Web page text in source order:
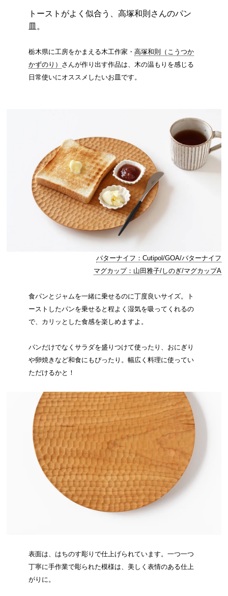
トーストがよく似合う、高塚和則さんのパン
皿。
栃木県に工房をかまえる木工作家・ 高塚和則（こうつか
かずのり） さんが作り出す作品は、木の温もりを感じる
日常使いにオススメしたいお皿です。
バターナイフ：Cutipol/GOA/バターナイフ
マグカップ：山田雅子/しのぎ/マグカップA
食パンとジャムを一緒に乗せるのに丁度良いサイズ。ト
ーストしたパンを乗せると程よく湿気を吸ってくれるの
で、カリッとした食感を楽しめますよ。
パンだけでなくサラダを盛りつけて使ったり、おにぎり
や卵焼きなど和食にもぴったり。幅広く料理に使ってい
ただけるかと！
表面は、はちのす彫りで仕上げられています。一つ一つ
丁寧に手作業で彫られた模様は、美しく表情のある仕上
がりに。